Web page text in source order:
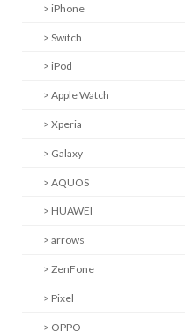
> iPhone
> Switch
> iPod
> Apple Watch
> Xperia
> Galaxy
> AQUOS
> HUAWEI
> arrows
> ZenFone
> Pixel
> OPPO